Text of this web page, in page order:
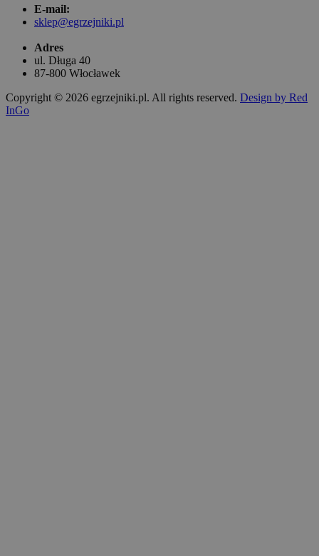
E-mail:
sklep@egrzejniki.pl
Adres
ul. Długa 40
87-800 Włocławek
Copyright © 2026 egrzejniki.pl. All rights reserved. Design by Red
InGo